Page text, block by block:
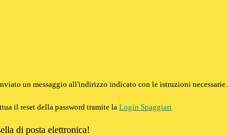
un messaggio all'indirizzo indicato con le istruzioni necessarie.
il reset della password tramite la Login Spaggiari
di posta elettronica!